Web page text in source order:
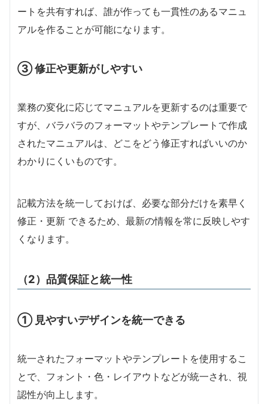
ートを共有すれば、誰が作っても一貫性のあるマニュ
アルを作ることが可能になります。
③ 修正や更新がしやすい
業務の変化に応じてマニュアルを更新するのは重要で
すが、バラバラのフォーマットやテンプレートで作成
されたマニュアルは、どこをどう修正すればいいのか
わかりにくいものです。
記載方法を統一しておけば、必要な部分だけを素早く
修正・更新 できるため、最新の情報を常に反映しやす
くなります。
（2）品質保証と統一性
① 見やすいデザインを統一できる
統一されたフォーマットやテンプレートを使用するこ
とで、フォント・色・レイアウトなどが統一され、視
認性が向上します。